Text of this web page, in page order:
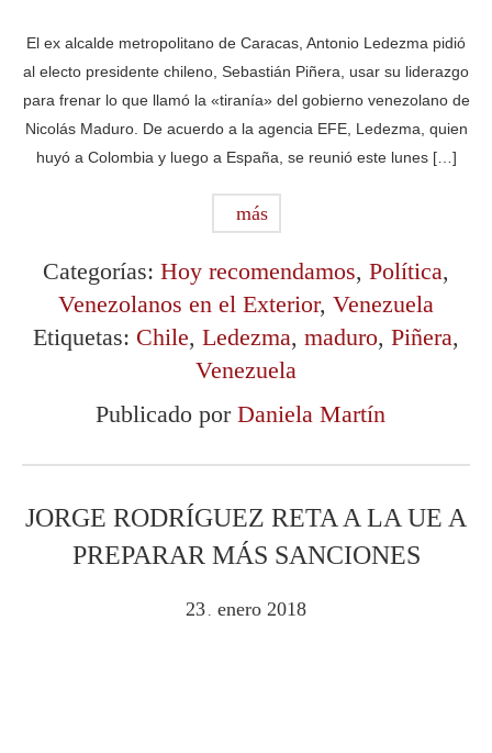
El ex alcalde metropolitano de Caracas, Antonio Ledezma pidió
al electo presidente chileno, Sebastián Piñera, usar su liderazgo
para frenar lo que llamó la «tiranía» del gobierno venezolano de
Nicolás Maduro. De acuerdo a la agencia EFE, Ledezma, quien
huyó a Colombia y luego a España, se reunió este lunes […]
más
Categorías: Hoy recomendamos, Política,
Venezolanos en el Exterior, Venezuela
Etiquetas: Chile, Ledezma, maduro, Piñera,
Venezuela
Publicado por Daniela Martín
JORGE RODRÍGUEZ RETA A LA UE A
PREPARAR MÁS SANCIONES
23 . enero 2018